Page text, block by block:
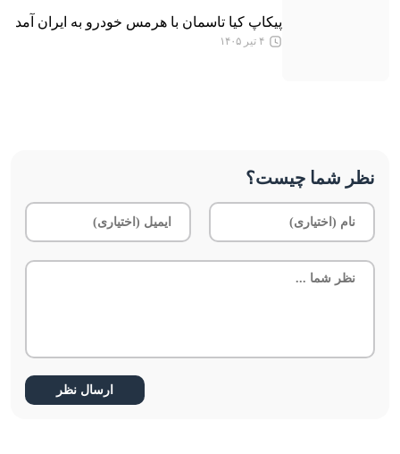
پیکاپ کیا تاسمان با هرمس خودرو به ایران آمد
۴ تیر ۱۴۰۵
نظر شما چیست؟